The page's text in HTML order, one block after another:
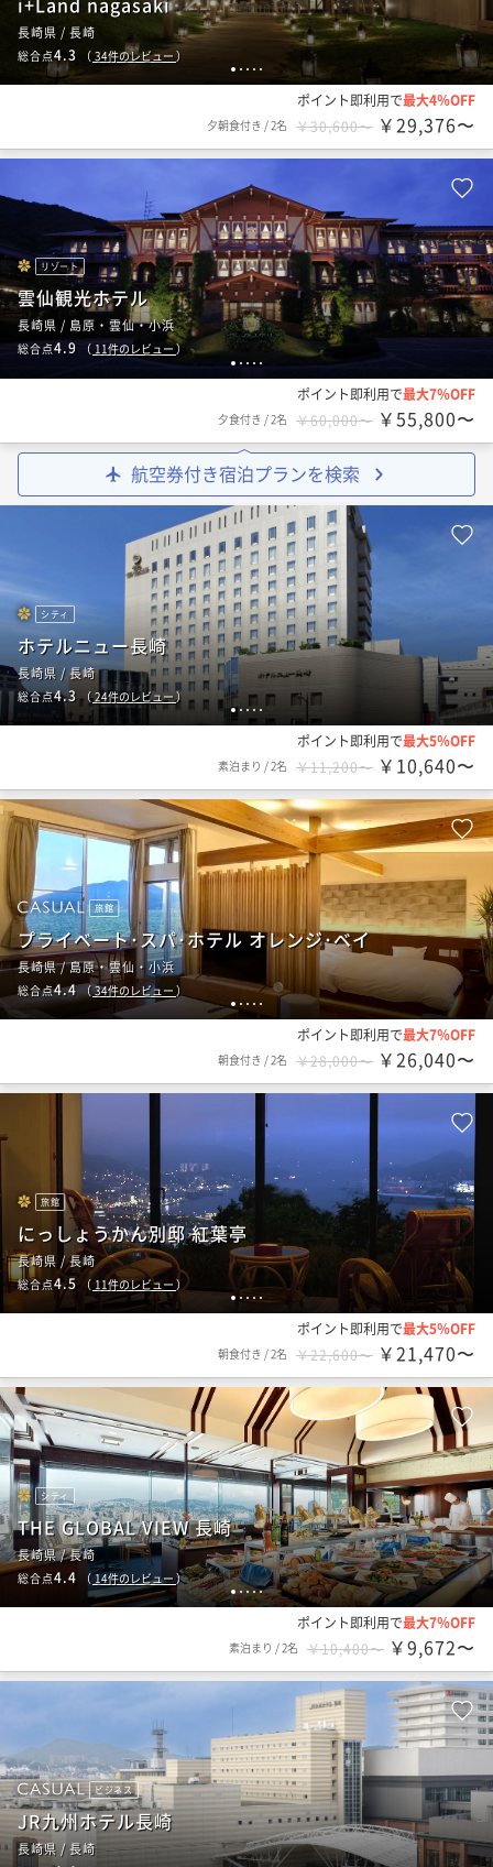
1 2 3 4 5
長崎県 / 長崎
総合点4.3 （ 34件のレビュー）
ポイント即利用で最大4％OFF
夕朝食付き /2名 ￥30,600〜 ￥29,376〜
123 45
リゾート
雲仙観光ホテル
長崎県 / 島原・雲仙・小浜
総合点4.9 （ 11件のレビュー ）
ポイント即利用で最大7％OFF
夕食付き /2名 ￥60,000〜 ￥55,800〜
航空券付き宿泊プランを検索
12 3 4 5
シティ
ホテルニュー長崎
長崎県 / 長崎
総合点4.3 （24件のレビュー）
ポイント即利用で最大5％OFF
素泊まり /2名 ￥11,200〜 ￥10,640〜
1 2 3 4 5
旅館
プライベート･スパ･ホテル オレンジ･ベイ
長崎県 / 島原・雲仙・小浜
総合点4.4（34件のレビュー ）
ポイント即利用で最大7％OFF
朝食付き /2名 ￥28,000〜 ￥26,040〜
1 2 345
旅館
にっしょうかん別邸 紅葉亭
長崎県 / 長崎
総合点4.5 （ 11件のレビュー ）
ポイント即利用で最大5％OFF
朝食付き /2名 ￥22,600〜 ￥21,470〜
12345
シティ
THE GLOBAL VIEW 長崎
長崎県 / 長崎
総合点4.4 （14件のレビュー ）
ポイント即利用で最大7％OFF
素泊まり /2名 ￥10,400〜 ￥9,672〜
ビジネス
JR九州ホテル長崎
長崎県 / 長崎